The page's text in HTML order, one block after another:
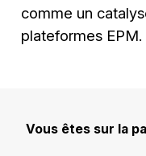
comme un
plateformes EPM.
Vous êtes sur la